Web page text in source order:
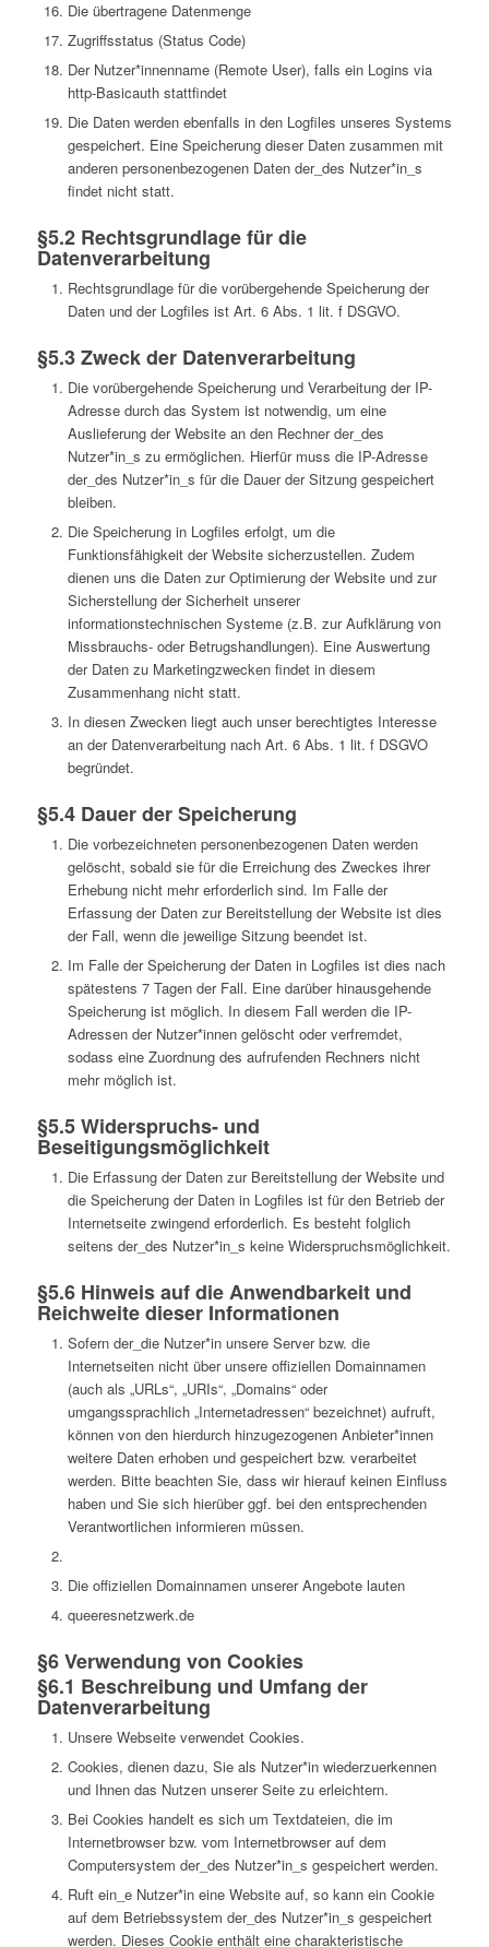
Die übertragene Datenmenge
Zugriffsstatus (Status Code)
Der Nutzer*innenname (Remote User), falls ein Logins via
http-Basicauth stattfindet
Die Daten werden ebenfalls in den Logfiles unseres Systems
gespeichert. Eine Speicherung dieser Daten zusammen mit
anderen personenbezogenen Daten der_des Nutzer*in_s
findet nicht statt.
§5.2 Rechtsgrundlage für die
Datenverarbeitung
Rechtsgrundlage für die vorübergehende Speicherung der
Daten und der Logfiles ist Art. 6 Abs. 1 lit. f DSGVO.
§5.3 Zweck der Datenverarbeitung
Die vorübergehende Speicherung und Verarbeitung der IP-
Adresse durch das System ist notwendig, um eine
Auslieferung der Website an den Rechner der_des
Nutzer*in_s zu ermöglichen. Hierfür muss die IP-Adresse
der_des Nutzer*in_s für die Dauer der Sitzung gespeichert
bleiben.
Die Speicherung in Logfiles erfolgt, um die
Funktionsfähigkeit der Website sicherzustellen. Zudem
dienen uns die Daten zur Optimierung der Website und zur
Sicherstellung der Sicherheit unserer
informationstechnischen Systeme (z.B. zur Aufklärung von
Missbrauchs- oder Betrugshandlungen). Eine Auswertung
der Daten zu Marketingzwecken findet in diesem
Zusammenhang nicht statt.
In diesen Zwecken liegt auch unser berechtigtes Interesse
an der Datenverarbeitung nach Art. 6 Abs. 1 lit. f DSGVO
begründet.
§5.4 Dauer der Speicherung
Die vorbezeichneten personenbezogenen Daten werden
gelöscht, sobald sie für die Erreichung des Zweckes ihrer
Erhebung nicht mehr erforderlich sind. Im Falle der
Erfassung der Daten zur Bereitstellung der Website ist dies
der Fall, wenn die jeweilige Sitzung beendet ist.
Im Falle der Speicherung der Daten in Logfiles ist dies nach
spätestens 7 Tagen der Fall. Eine darüber hinausgehende
Speicherung ist möglich. In diesem Fall werden die IP-
Adressen der Nutzer*innen gelöscht oder verfremdet,
sodass eine Zuordnung des aufrufenden Rechners nicht
mehr möglich ist.
§5.5 Widerspruchs- und
Beseitigungsmöglichkeit
Die Erfassung der Daten zur Bereitstellung der Website und
die Speicherung der Daten in Logfiles ist für den Betrieb der
Internetseite zwingend erforderlich. Es besteht folglich
seitens der_des Nutzer*in_s keine Widerspruchsmöglichkeit.
§5.6 Hinweis auf die Anwendbarkeit und
Reichweite dieser Informationen
Sofern der_die Nutzer*in unsere Server bzw. die
Internetseiten nicht über unsere offiziellen Domainnamen
(auch als „URLs“, „URIs“, „Domains“ oder
umgangssprachlich „Internetadressen“ bezeichnet) aufruft,
können von den hierdurch hinzugezogenen Anbieter*innen
weitere Daten erhoben und gespeichert bzw. verarbeitet
werden. Bitte beachten Sie, dass wir hierauf keinen Einfluss
haben und Sie sich hierüber ggf. bei den entsprechenden
Verantwortlichen informieren müssen.
Die offiziellen Domainnamen unserer Angebote lauten
queeresnetzwerk.de
§6 Verwendung von Cookies
§6.1 Beschreibung und Umfang der
Datenverarbeitung
Unsere Webseite verwendet Cookies.
Cookies, dienen dazu, Sie als Nutzer*in wiederzuerkennen
und Ihnen das Nutzen unserer Seite zu erleichtern.
Bei Cookies handelt es sich um Textdateien, die im
Internetbrowser bzw. vom Internetbrowser auf dem
Computersystem der_des Nutzer*in_s gespeichert werden.
Ruft ein_e Nutzer*in eine Website auf, so kann ein Cookie
auf dem Betriebssystem der_des Nutzer*in_s gespeichert
werden. Dieses Cookie enthält eine charakteristische